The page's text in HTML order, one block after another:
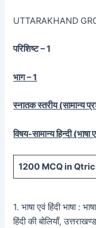
UTTARAKHAND
परिशिष्ट – 1
भाग – 1
स्नातक स्तरीय (सामान्य
विषय-सामान्य हिन्दी (भाषा
1200 MCQ in
1. भाषा एवं हिंदी भाषा :
हिंदी की बोलियाँ,